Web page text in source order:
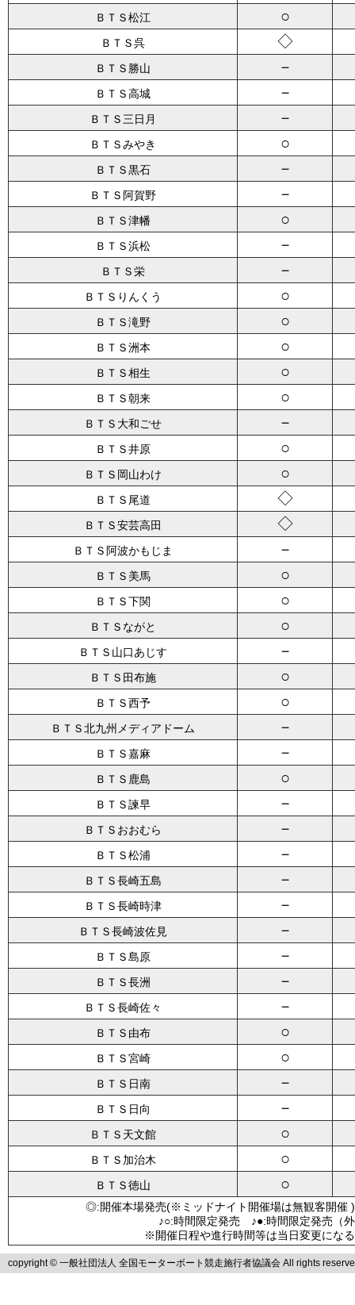
ＢＴＳ松江 ○
ＢＴＳ呉 ◇
ＢＴＳ勝山 －
ＢＴＳ高城 －
ＢＴＳ三日月 －
ＢＴＳみやき ○
ＢＴＳ黒石 －
ＢＴＳ阿賀野 －
ＢＴＳ津幡 ○
ＢＴＳ浜松 －
ＢＴＳ栄 －
ＢＴＳりんくう ○
ＢＴＳ滝野 ○
ＢＴＳ洲本 ○
ＢＴＳ相生 ○
ＢＴＳ朝来 ○
ＢＴＳ大和ごせ －
ＢＴＳ井原 ○
ＢＴＳ岡山わけ ○
ＢＴＳ尾道 ◇
ＢＴＳ安芸高田 ◇
ＢＴＳ阿波かもじま －
ＢＴＳ美馬 ○
ＢＴＳ下関 ○
ＢＴＳながと ○
ＢＴＳ山口あじす －
ＢＴＳ田布施 ○
ＢＴＳ西予 ○
ＢＴＳ北九州メディアドーム －
ＢＴＳ嘉麻 －
ＢＴＳ鹿島 ○
ＢＴＳ諫早 －
ＢＴＳおおむら －
ＢＴＳ松浦 －
ＢＴＳ長崎五島 －
ＢＴＳ長崎時津 －
ＢＴＳ長崎波佐見 －
ＢＴＳ島原 －
ＢＴＳ長洲 －
ＢＴＳ長崎佐々 －
ＢＴＳ由布 ○
ＢＴＳ宮崎 ○
ＢＴＳ日南 －
ＢＴＳ日向 －
ＢＴＳ天文館 ○
ＢＴＳ加治木 ○
ＢＴＳ徳山 ○
◎:開催本場発売(※ミッドナイト開催場は無観客
♪○:時間限定発売 ♪●:時間限定発売
※開催日程や進行時間等は当日変更にな
copyright © 一般社団法人 全国モーターボート競走施行者協議会 All rights